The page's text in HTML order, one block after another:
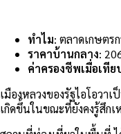
ทำไม: ตลาดเกษต
ราคาบ้านกลาง:
ค่าครองชีพเมื่อเทีย
เมืองหลวงของรัฐไอโอว
เกิดขึ้นในขณะที่ยังคงรู้สึกเ